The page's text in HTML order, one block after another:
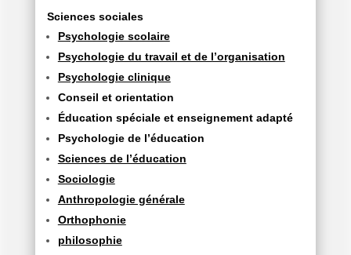
Sciences sociales
Psychologie scolaire
Psychologie du travail et de l’organisation
Psychologie clinique
Conseil et orientation
Éducation spéciale et enseignement adapté
Psychologie de l’éducation
Sciences de l’éducation
Sociologie
Anthropologie générale
Orthophonie
philosophie